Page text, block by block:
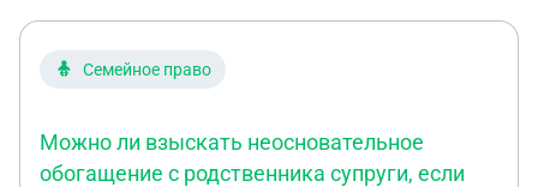
Семейное право
Можно ли взыскать неосновательное
обогащение с родственника супруги, если